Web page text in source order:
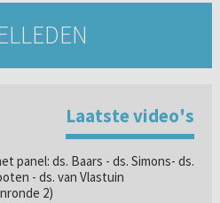
Laatste video's
panel: ds. Baars - ds. Simons- ds.
- ds. van Vlastuin
2)